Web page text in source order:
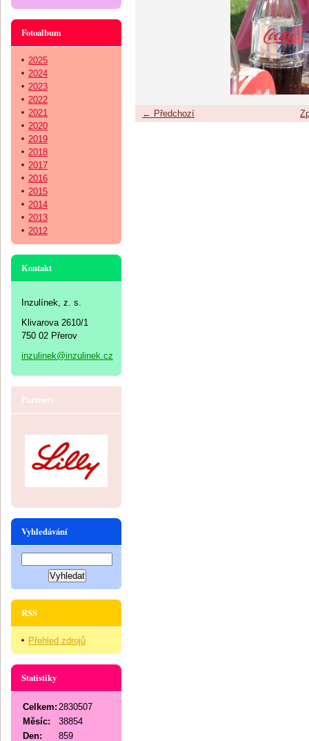
← Předchozí
Fotoalbum
2025
2024
2023
2022
2021
2020
2019
2018
2017
2016
2015
2014
2013
2012
Kontakt
Inzulínek, z. s.
Klivarova 2610/1
750 02 Přerov
inzulinek@inzulinek.cz
Partneři
Vyhledávání
RSS
Přehled zdrojů
Statistiky
Celkem: 2830507
Měsíc:
38854
Den:
859